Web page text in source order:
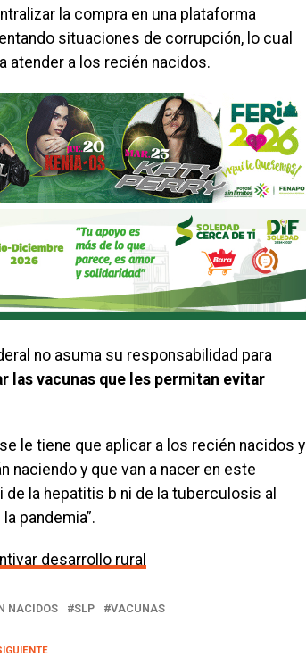
la compra en una plataforma
situaciones de corrupción, lo cual
atender a los recién nacidos.
no asuma su responsabilidad para
las vacunas que les permitan evitar
le tiene que aplicar a los recién nacidos y
naciendo y que van a nacer en este
la hepatitis b ni de la tuberculosis al
pandemia”.
desarrollo rural
NACIDOS SLP VACUNAS